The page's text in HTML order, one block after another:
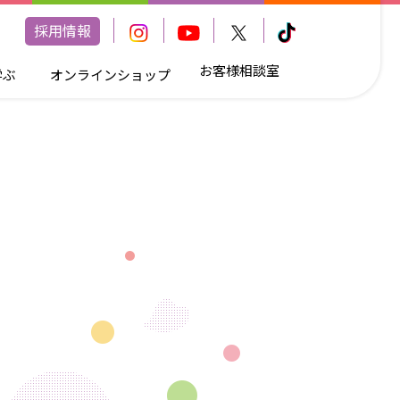
採用情報
オンラインショップ お客様相談室